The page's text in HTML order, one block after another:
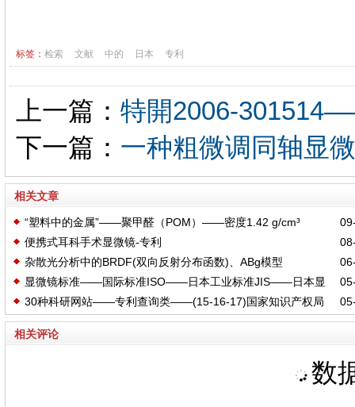
标签： 检索 文献 中的 日本 专利
上一篇： 特開2006-
下一篇： 一种粗微调同轴显
相关文章
“塑料中的金属”——聚甲醛（POM）——密度1.42 g/cm³
便携式耳科手术显微镜-专利
杂散光分析中的BRDF(双向反射分布函数)、ABg模型
显微镜标准——国际标准ISO——日本工业标准JIS——日本显
微镜行业协会标准MIS
30种科研网站——专利查询类——(15-16-17)国家知识产权局
相关评论
数